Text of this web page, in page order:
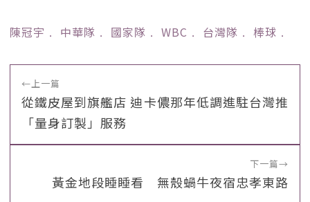
陳冠宇 ﹒ 中華隊 ﹒ 國家隊 ﹒ WBC ﹒ 台灣隊 ﹒ 棒球 ﹒
←上一篇
從鐵皮屋到旗艦店 迪卡儂那年低調進駐台灣推
「量身訂製」服務
下一篇→
黃金地段睡睡看 無殼蝸牛夜宿忠孝東路